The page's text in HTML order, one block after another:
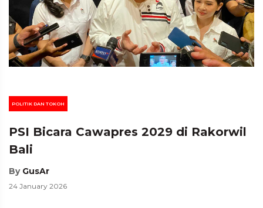
POLITIK DAN TOKOH
PSI Bicara Cawapres 2029 di Rakorwil
Bali
By GusAr
24 January 2026